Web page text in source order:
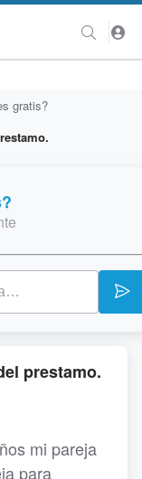
gratis?
prestamo.
mi pareja
para